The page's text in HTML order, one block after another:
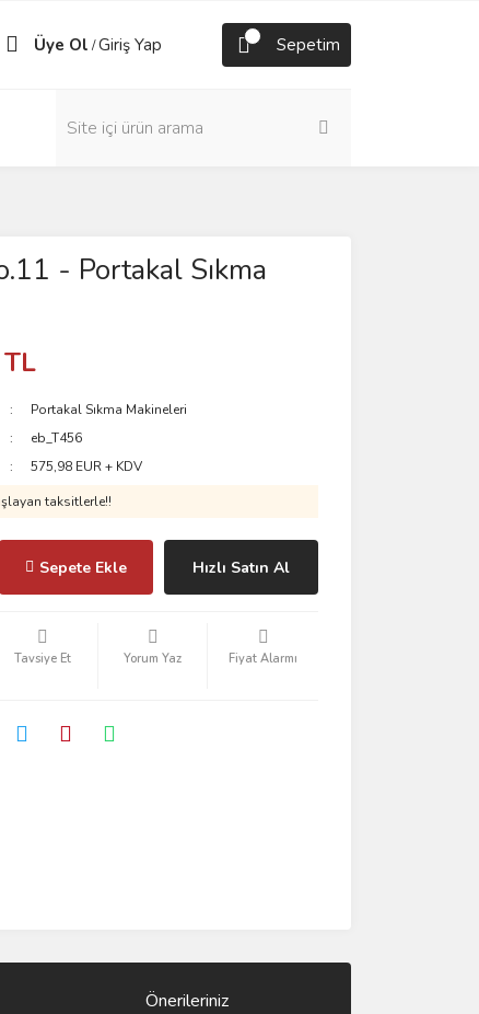
Üye Ol /Giriş Yap Sepetim
- Portakal Sıkma
Portakal Sıkma Makineleri
eb_T456
575,98 EUR + KDV
taksitlerle!!
Sepete Ekle Hızlı Satın Al
Tavsiye Et Yorum Yaz Fiyat Alarmı
Önerileriniz